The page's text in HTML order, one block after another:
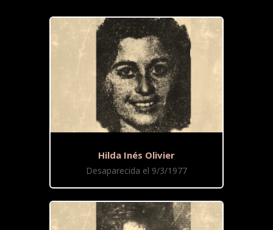
Hilda Inés Olivier
Desaparecida el 9/3/1977